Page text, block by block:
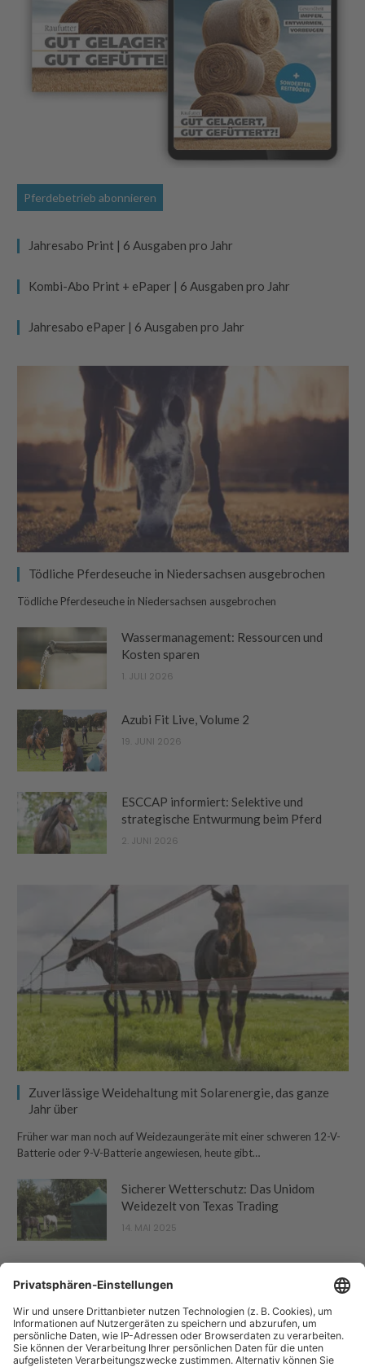
Pferdebetrieb abonnieren
Jahresabo Print | 6 Ausgaben pro Jahr
Kombi-Abo Print + ePaper | 6 Ausgaben pro Jahr
Jahresabo ePaper | 6 Ausgaben pro Jahr
Tödliche Pferdeseuche in Niedersachsen ausgebrochen
Tödliche Pferdeseuche in Niedersachsen ausgebrochen
Wassermanagement: Ressourcen und
Kosten sparen
1. JULI 2026
Azubi Fit Live, Volume 2
19. JUNI 2026
ESCCAP informiert: Selektive und
strategische Entwurmung beim Pferd
2. JUNI 2026
Zuverlässige Weidehaltung mit Solarenergie, das ganze
Jahr über
Früher war man noch auf Weidezaungeräte mit einer schweren 12-V-
Batterie oder 9-V-Batterie angewiesen, heute gibt…
Sicherer Wetterschutz: Das Unidom
Weidezelt von Texas Trading
14. MAI 2025